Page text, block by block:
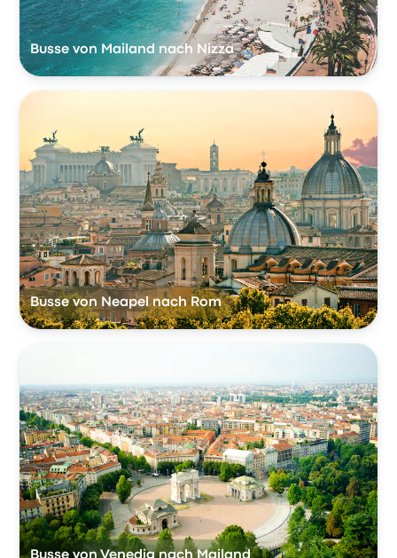
Busse von Mailand nach Nizza
Busse von Neapel nach Rom
Busse von Venedig nach Mailand